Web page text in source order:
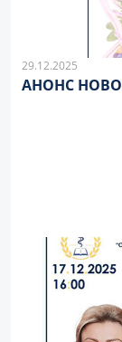
29.12.2025
АНОНС